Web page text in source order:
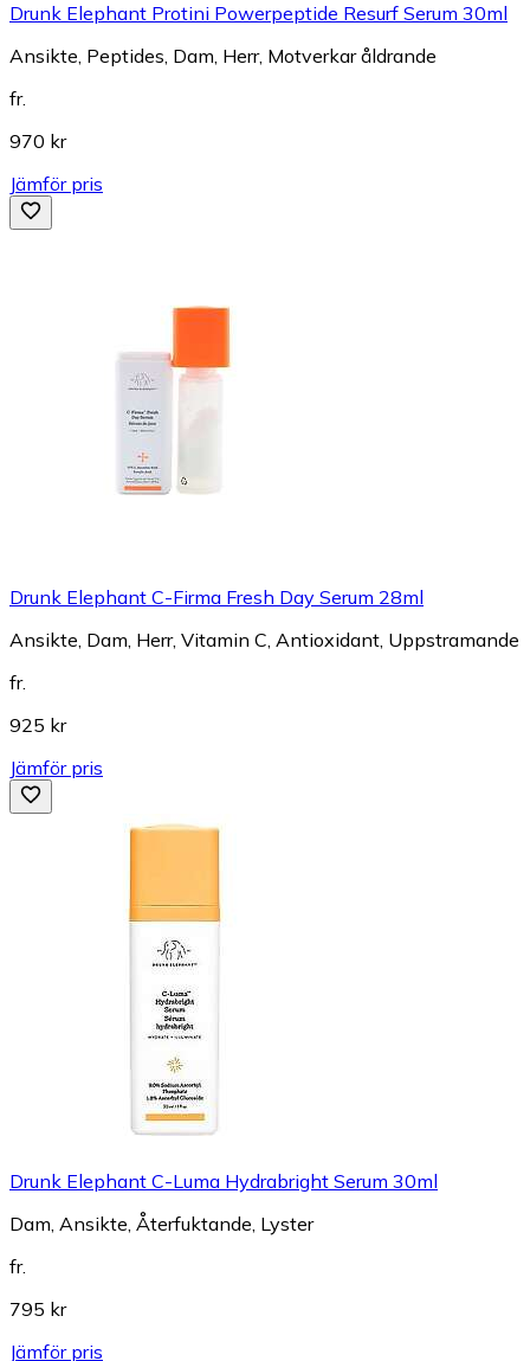
Drunk Elephant Protini Powerpeptide Resurf Serum 30ml
Ansikte, Peptides, Dam, Herr, Motverkar åldrande
fr.
970 kr
Jämför pris
Drunk Elephant C-Firma Fresh Day Serum 28ml
Ansikte, Dam, Herr, Vitamin C, Antioxidant, Uppstramande
fr.
925 kr
Jämför pris
Drunk Elephant C-Luma Hydrabright Serum 30ml
Dam, Ansikte, Återfuktande, Lyster
fr.
795 kr
Jämför pris